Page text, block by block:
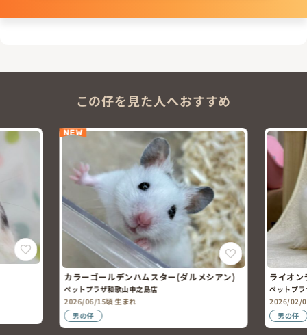
この仔を見た人へおすすめ
NEW
カラーゴールデンハムスター(ダルメシアン)
ペットプラザ和歌山中之島店
2026/06/15頃 生まれ
男の仔
ライオン
ペットプ
2026/02/
男の仔